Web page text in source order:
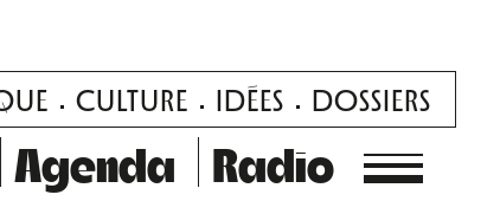
CULTURE IDÉES DOSSIERS
Agenda Radio